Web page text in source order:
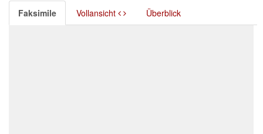
Faksimile Vollansicht Überblick